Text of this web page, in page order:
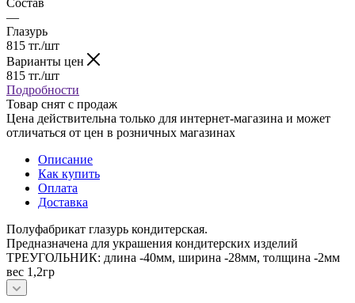
—
Глазурь
815 тг./шт
Варианты цен
815 тг./шт
Подробности
Товар снят с продаж
Цена действительна только для интернет-магазина и может
отличаться от цен в розничных магазинах
Описание
Как купить
Оплата
Доставка
Полуфабрикат глазурь кондитерская.
Предназначена для украшения кондитерских изделий
ТРЕУГОЛЬНИК: длина -40мм, ширина -28мм, толщина -2мм
вес 1,2гр